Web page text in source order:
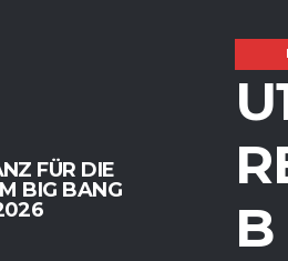
B
FÜR DIE J
BIG BANG B